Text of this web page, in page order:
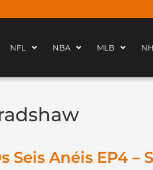
NFL NBA MLB
Seis Anéis EP4 –